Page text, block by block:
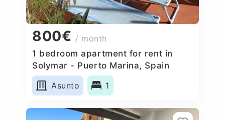
800€ / month
1 bedroom apartment for rent in
Solymar - Puerto Marina, Spain
Asunto
1